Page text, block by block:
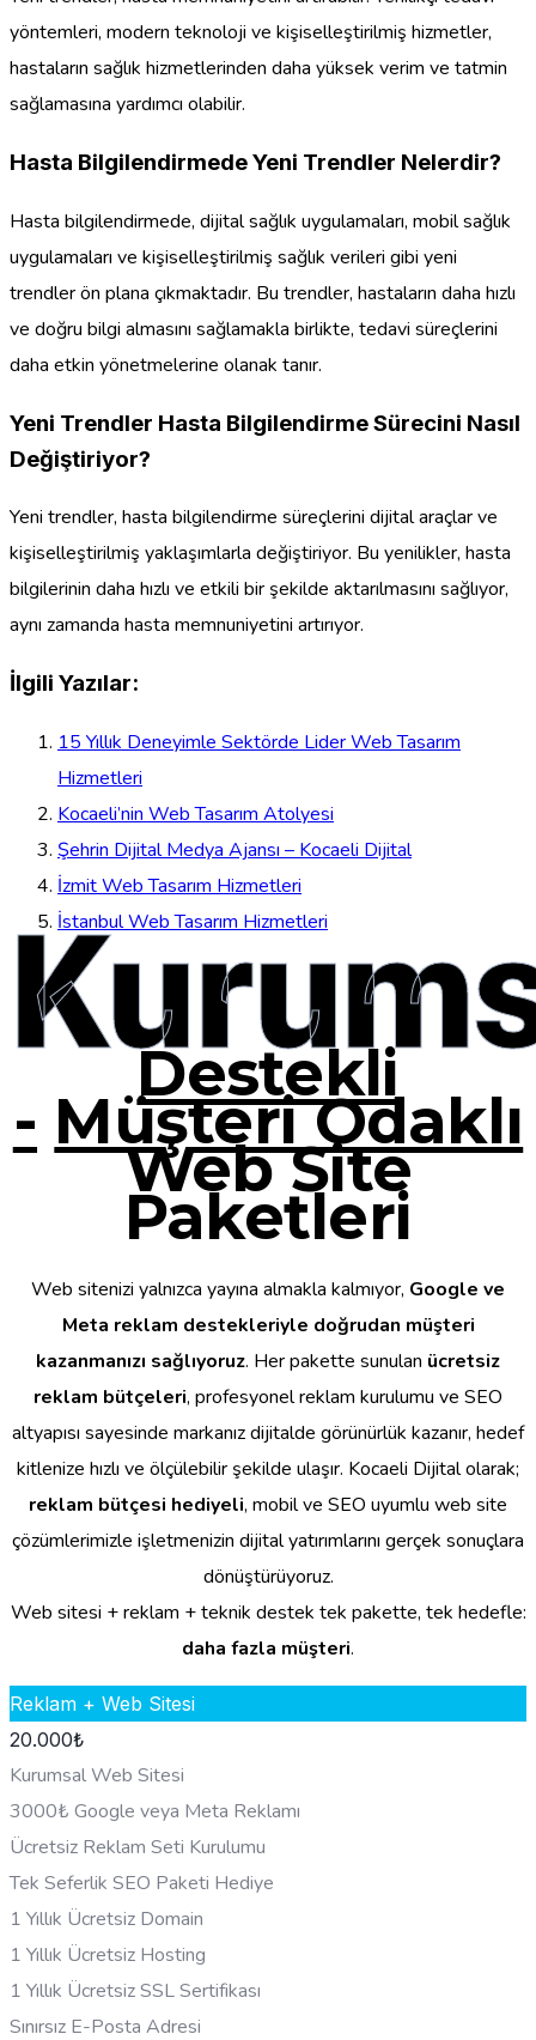
yöntemleri, modern teknoloji ve kişiselleştirilmiş hizmetler,
hastaların sağlık hizmetlerinden daha yüksek verim ve tatmin
sağlamasına yardımcı olabilir.
Hasta Bilgilendirmede Yeni Trendler Nelerdir?
Hasta bilgilendirmede, dijital sağlık uygulamaları, mobil sağlık
uygulamaları ve kişiselleştirilmiş sağlık verileri gibi yeni
trendler ön plana çıkmaktadır. Bu trendler, hastaların daha hızlı
ve doğru bilgi almasını sağlamakla birlikte, tedavi süreçlerini
daha etkin yönetmelerine olanak tanır.
Yeni Trendler Hasta Bilgilendirme Sürecini Nasıl
Değiştiriyor?
Yeni trendler, hasta bilgilendirme süreçlerini dijital araçlar ve
kişiselleştirilmiş yaklaşımlarla değiştiriyor. Bu yenilikler, hasta
bilgilerinin daha hızlı ve etkili bir şekilde aktarılmasını sağlıyor,
aynı zamanda hasta memnuniyetini artırıyor.
İlgili Yazılar:
15 Yıllık Deneyimle Sektörde Lider Web Tasarım
Hizmetleri
Kocaeli’nin Web Tasarım Atolyesi
Şehrin Dijital Medya Ajansı – Kocaeli Dijital
İzmit Web Tasarım Hizmetleri
İstanbul Web Tasarım Hizmetleri
Destekli
- Müşteri Odaklı
Web Site
Paketleri
Web sitenizi yalnızca yayına almakla kalmıyor, Google ve
Meta reklam destekleriyle doğrudan müşteri
kazanmanızı sağlıyoruz. Her pakette sunulan ücretsiz
reklam bütçeleri, profesyonel reklam kurulumu ve SEO
altyapısı sayesinde markanız dijitalde görünürlük kazanır, hedef
kitlenize hızlı ve ölçülebilir şekilde ulaşır. Kocaeli Dijital olarak;
reklam bütçesi hediyeli, mobil ve SEO uyumlu web site
çözümlerimizle işletmenizin dijital yatırımlarını gerçek sonuçlara
dönüştürüyoruz.
Web sitesi + reklam + teknik destek tek pakette, tek hedefle:
daha fazla müşteri.
Reklam + Web Sitesi
20.000₺
Kurumsal Web Sitesi
3000₺ Google veya Meta Reklamı
Ücretsiz Reklam Seti Kurulumu
Tek Seferlik SEO Paketi Hediye
1 Yıllık Ücretsiz Domain
1 Yıllık Ücretsiz Hosting
1 Yıllık Ücretsiz SSL Sertifikası
Sınırsız E-Posta Adresi